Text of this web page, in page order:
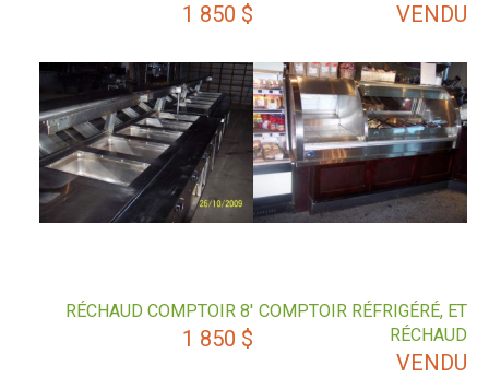
VENDU
1 850 $
COMPTOIR RÉFRIGÉRÉ, ET
RÉCHAUD
VENDU
RÉCHAUD COMPTOIR 8′
1 850 $